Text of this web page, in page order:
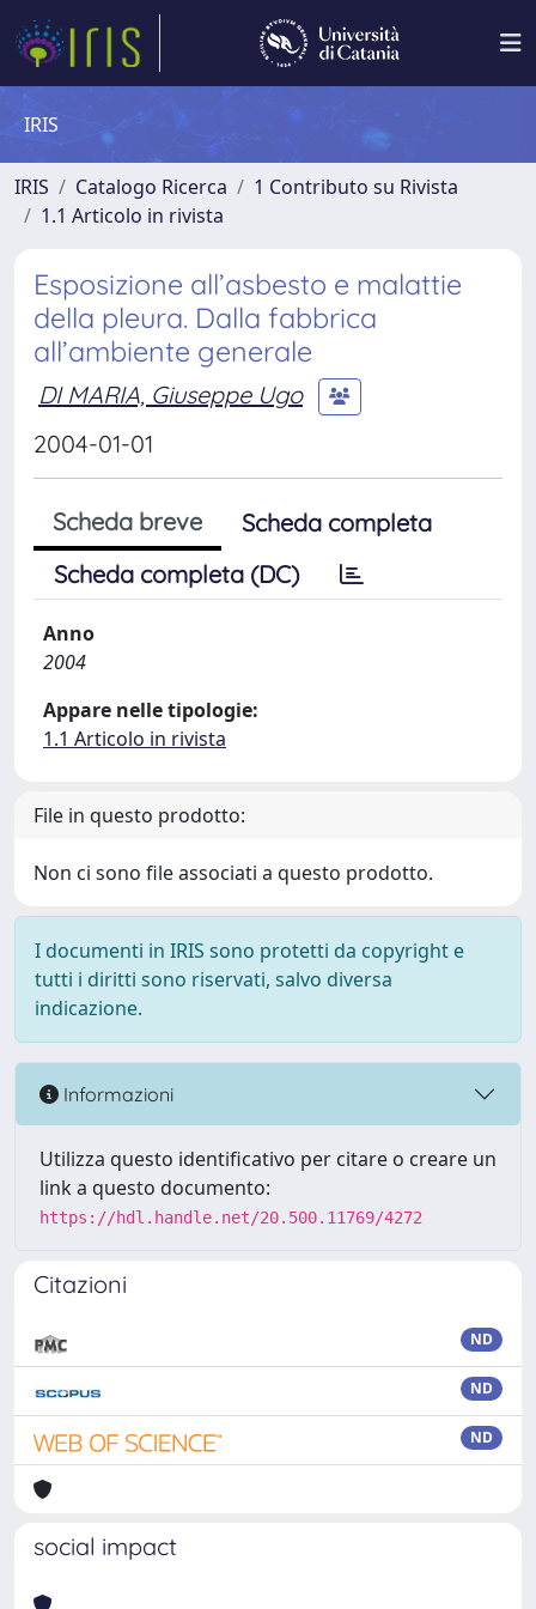
IRIS
IRIS Catalogo Ricerca
1 Contributo su Rivista
1.1 Articolo in rivista
Esposizione all’asbesto e malattie
della pleura. Dalla fabbrica
all’ambiente generale
DI MARIA, Giuseppe Ugo
2004-01-01
Scheda breve
Scheda completa
Scheda completa (DC)
Anno
2004
Appare nelle tipologie:
1.1 Articolo in rivista
File in questo prodotto:
Non ci sono file associati a questo prodotto.
I documenti in IRIS sono protetti da copyright e
tutti i diritti sono riservati, salvo diversa
indicazione.
Informazioni
Utilizza questo identificativo per citare o creare un
link a questo documento:
https://hdl.handle.net/20.500.11769/4272
Citazioni
ND
ND
ND
social impact